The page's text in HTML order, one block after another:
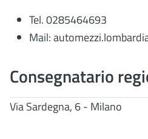
Tel. 0285464693
Mail:
Consegnatario
Via Sardegna, 6 - Milano